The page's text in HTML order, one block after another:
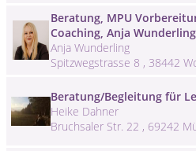
Beratung, MPU
Coaching, Anja
Anja Wunderling
Spitzwegstrasse 8 , 38442
Beratung/Begleitung für
Heike Dahner
Bruchsaler Str. 22 , 69242